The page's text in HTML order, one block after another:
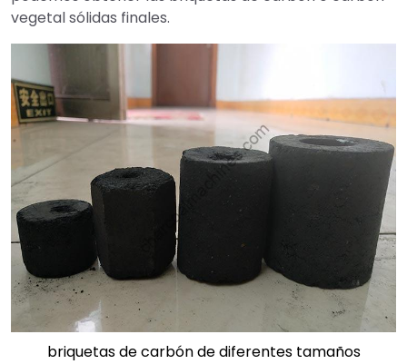
vegetal sólidas finales.
briquetas de carbón de diferentes tamaños